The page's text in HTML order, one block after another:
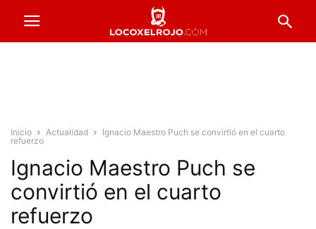
Inicio Actualidad
Ignacio Maestro Puch se convirtió en el cuarto
refuerzo
Ignacio Maestro Puch se
convirtió en el cuarto
refuerzo